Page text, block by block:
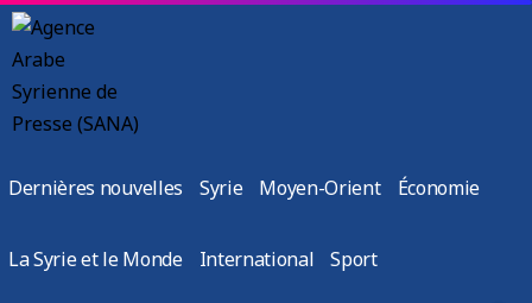
Dernières nouvelles Syrie Moyen-Orient Économie
La Syrie et le Monde International Sport